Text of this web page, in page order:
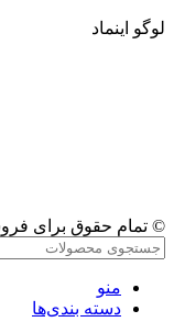
لوگو اینماد
© تمام حقوق برای
منو
دسته بندی‌ها